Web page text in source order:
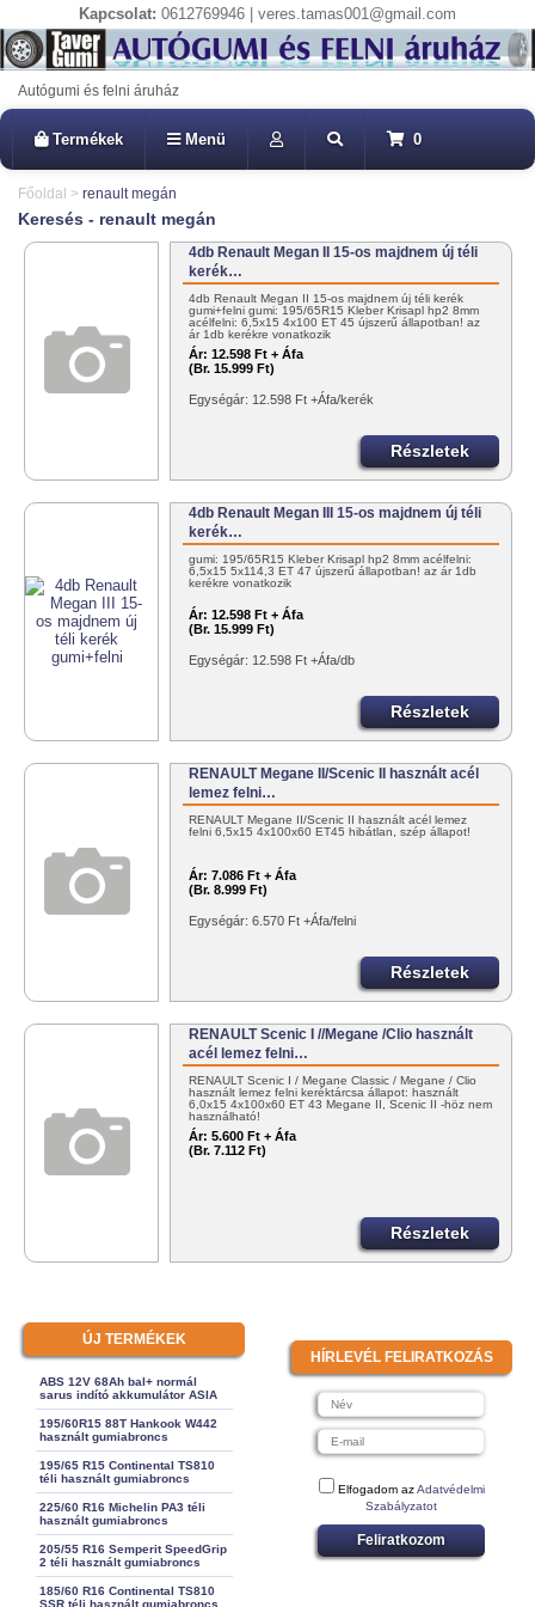
Kapcsolat: 0612769946 | veres.tamas001@gmail.com
Autógumi és felni áruház
Termékek Menü 0
Főoldal > renault megán
Keresés - renault megán
4db Renault Megan II 15-os majdnem új téli
kerék…
4db Renault Megan II 15-os majdnem új téli kerék
gumi+felni gumi: 195/65R15 Kleber Krisapl hp2 8mm
acélfelni: 6,5x15 4x100 ET 45 újszerű állapotban! az
ár 1db kerékre vonatkozik
Ár: 12.598 Ft + Áfa
(Br. 15.999 Ft)
Egységár: 12.598 Ft +Áfa/kerék
Részletek
4db Renault Megan III 15-os majdnem új téli
kerék…
gumi: 195/65R15 Kleber Krisapl hp2 8mm acélfelni:
6,5x15 5x114,3 ET 47 újszerű állapotban! az ár 1db
kerékre vonatkozik
Ár: 12.598 Ft + Áfa
(Br. 15.999 Ft)
Egységár: 12.598 Ft +Áfa/db
Részletek
RENAULT Megane II/Scenic II használt acél
lemez felni…
RENAULT Megane II/Scenic II használt acél lemez
felni 6,5x15 4x100x60 ET45 hibátlan, szép állapot!
Ár: 7.086 Ft + Áfa
(Br. 8.999 Ft)
Egységár: 6.570 Ft +Áfa/felni
Részletek
RENAULT Scenic I //Megane /Clio használt
acél lemez felni…
RENAULT Scenic I / Megane Classic / Megane / Clio
használt lemez felni keréktárcsa állapot: használt
6,0x15 4x100x60 ET 43 Megane II, Scenic II -höz nem
használható!
Ár: 5.600 Ft + Áfa
(Br. 7.112 Ft)
Részletek
ÚJ TERMÉKEK
ABS 12V 68Ah bal+ normál
sarus indító akkumulátor ASIA
195/60R15 88T Hankook W442
használt gumiabroncs
195/65 R15 Continental TS810
téli használt gumiabroncs
225/60 R16 Michelin PA3 téli
használt gumiabroncs
205/55 R16 Semperit SpeedGrip
2 téli használt gumiabroncs
185/60 R16 Continental TS810
SSR téli használt gumiabroncs
HÍRLEVÉL FELIRATKOZÁS
Elfogadom azAdatvédelmi
Szabályzatot
Feliratkozom